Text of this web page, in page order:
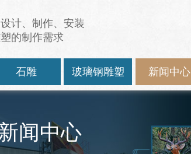
计、制作、安装
的制作需求
石雕 玻璃钢雕塑 新闻中心
闻中心